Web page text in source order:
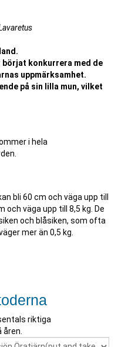
börjat konkurrera med de
uppmärksamhet.
på sin lilla mun, vilket
i hela
bli 60 cm och väga upp till
och väga upp till 8,5 kg. De
och blåsiken, som ofta
mer än 0,5 kg.
riktiga